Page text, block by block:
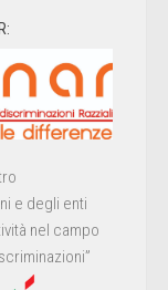
e degli enti
nel campo